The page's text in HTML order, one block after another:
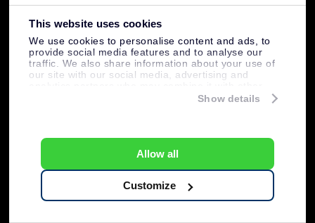
This website uses cookies
We use cookies to personalise content and ads, to
provide social media features and to analyse our
traffic. We also share information about your use of
our site with our social media, advertising and
information that you’ve provided to them or that
Show details
Allow all
Customize